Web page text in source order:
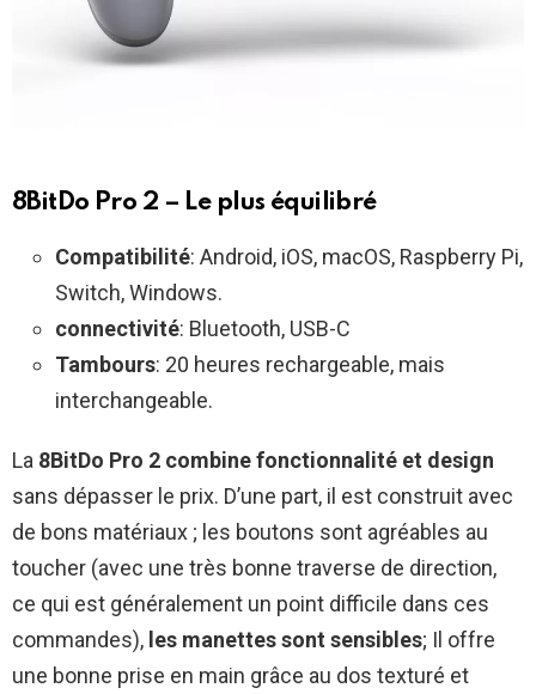
8BitDo Pro 2 – Le plus équilibré
Compatibilité: Android, iOS, macOS, Raspberry Pi,
Switch, Windows.
connectivité: Bluetooth, USB-C
Tambours: 20 heures rechargeable, mais
interchangeable.
La 8BitDo Pro 2 combine fonctionnalité et design
sans dépasser le prix. D’une part, il est construit avec
de bons matériaux ; les boutons sont agréables au
toucher (avec une très bonne traverse de direction,
ce qui est généralement un point difficile dans ces
commandes), les manettes sont sensibles; Il offre
une bonne prise en main grâce au dos texturé et